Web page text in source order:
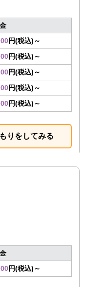
円(税込)～
円(税込)～
円(税込)～
円(税込)～
円(税込)～
りをしてみる
円(税込)～